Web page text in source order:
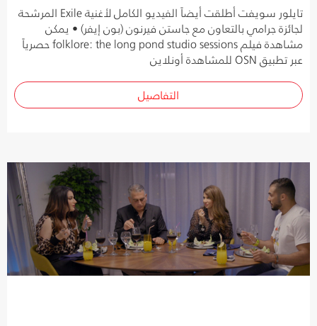
تايلور سويفت أطلقت أيضاً الفيديو الكامل لأغنية Exile المرشحة
لجائزة جرامي بالتعاون مع جاستن فيرنون (بون إيفر) • يمكن
مشاهدة فيلم folklore: the long pond studio sessions حصرياً
عبر تطبيق OSN للمشاهدة أونلاين
التفاصيل